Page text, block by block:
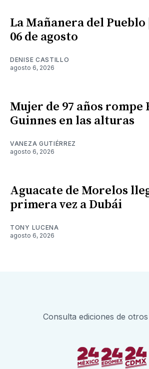
La Mañanera del Pueblo
06 de agosto
DENISE CASTILLO
agosto 6, 2026
Mujer de 97 años rompe
Guinnes en las alturas
VANEZA GUTIÉRREZ
agosto 6, 2026
Aguacate de Morelos
primera vez a Dubái
TONY LUCENA
agosto 6, 2026
Consulta ediciones de